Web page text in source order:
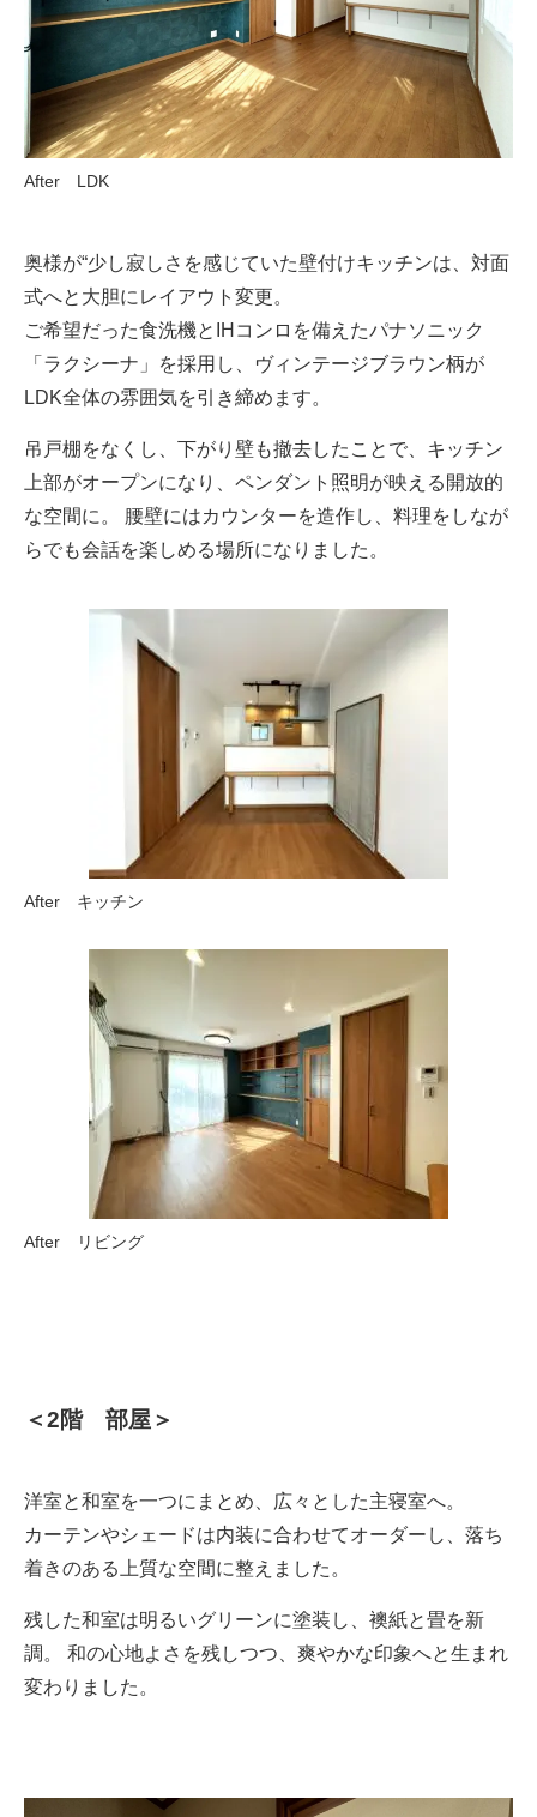
After LDK
奥様が“少し寂しさを感じていた壁付けキッチンは、対面
式へと大胆にレイアウト変更。
ご希望だった食洗機とIHコンロを備えたパナソニック
「ラクシーナ」を採用し、ヴィンテージブラウン柄が
LDK全体の雰囲気を引き締めます。
吊戸棚をなくし、下がり壁も撤去したことで、キッチン
上部がオープンになり、ペンダント照明が映える開放的
な空間に。 腰壁にはカウンターを造作し、料理をしなが
らでも会話を楽しめる場所になりました。
After キッチン
After リビング
＜2階 部屋＞
洋室と和室を一つにまとめ、広々とした主寝室へ。
カーテンやシェードは内装に合わせてオーダーし、落ち
着きのある上質な空間に整えました。
残した和室は明るいグリーンに塗装し、襖紙と畳を新
調。 和の心地よさを残しつつ、爽やかな印象へと生まれ
変わりました。